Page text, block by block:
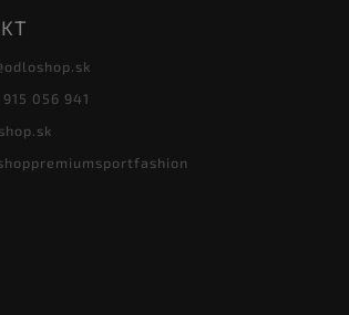
odloshop.sk
915 056 941